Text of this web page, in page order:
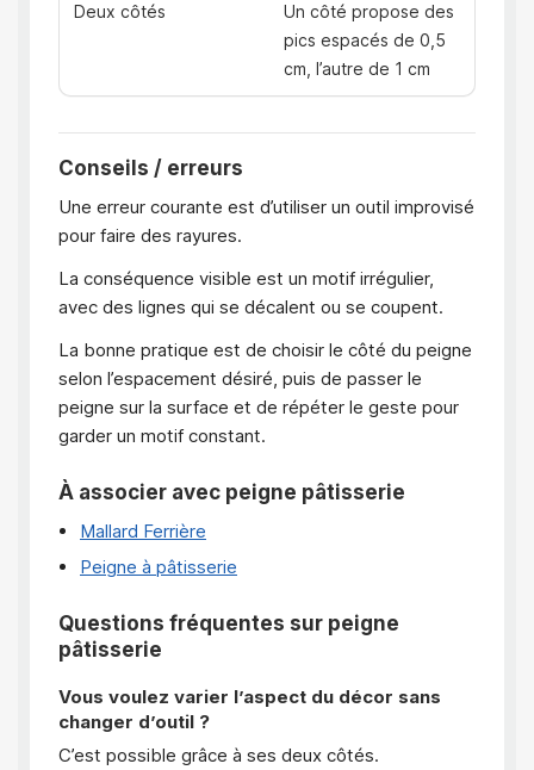
Deux côtés
Un côté propose des
pics espacés de 0,5
cm, l’autre de 1 cm
Conseils / erreurs
Une erreur courante est d’utiliser un outil improvisé
pour faire des rayures.
La conséquence visible est un motif irrégulier,
avec des lignes qui se décalent ou se coupent.
La bonne pratique est de choisir le côté du peigne
selon l’espacement désiré, puis de passer le
peigne sur la surface et de répéter le geste pour
garder un motif constant.
À associer avec peigne pâtisserie
Mallard Ferrière
Peigne à pâtisserie
Questions fréquentes sur peigne
pâtisserie
Vous voulez varier l’aspect du décor sans
changer d’outil ?
C’est possible grâce à ses deux côtés.